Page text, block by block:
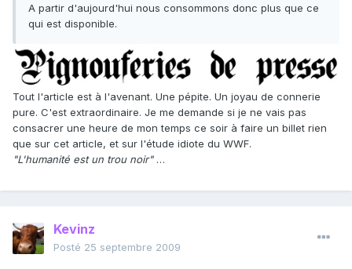
A partir d'aujourd'hui nous consommons donc plus que ce
qui est disponible.
Tout l'article est à l'avenant. Une pépite. Un joyau de connerie
pure. C'est extraordinaire. Je me demande si je ne vais pas
consacrer une heure de mon temps ce soir à faire un billet rien
que sur cet article, et sur l'étude idiote du WWF.
"L'humanité est un trou noir"…
Kevinz
Posté 25 septembre 2009